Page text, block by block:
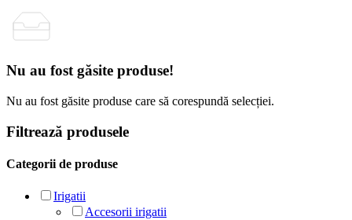
Nu au fost găsite produse!
Nu au fost găsite produse care să corespundă selecției.
Filtrează produsele
Categorii de produse
Irigatii
Accesorii irigatii